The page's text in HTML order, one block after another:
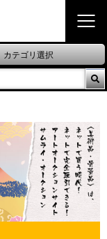
カテゴリ選択
